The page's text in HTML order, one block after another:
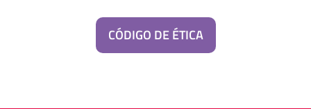
CÓDIGO DE ÉTICA